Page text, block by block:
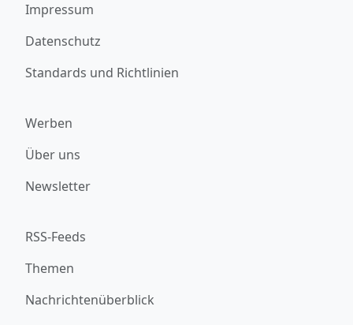
Impressum
Datenschutz
Standards und Richtlinien
Werben
Über uns
Newsletter
RSS-Feeds
Themen
Nachrichtenüberblick